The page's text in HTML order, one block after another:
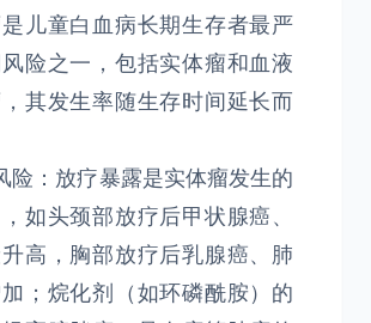
儿童白血病长期生存者最严
险之一，包括实体瘤和血液
其发生率随生存时间延长而
险：放疗暴露是实体瘤发生的
如头颈部放疗后甲状腺癌、
高，胸部放疗后乳腺癌、肺
；烷化剂（如环磷酰胺）的